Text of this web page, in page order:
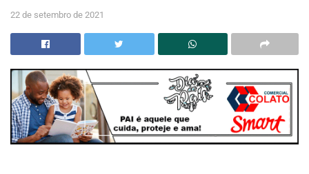
22 de setembro de 2021